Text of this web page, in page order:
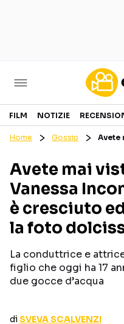
Cinema
GENERI
PERSONAGGI
Categorie
NOTIZIE
CURIOSITÀ
FILM NOTIZIE
Home Gossip Avete
Avete mai
Vanessa
è cresciuto
la foto
La conduttrice e
figlio che oggi ha 17
due gocce d’acqua
diSVEVA SCALVENZI